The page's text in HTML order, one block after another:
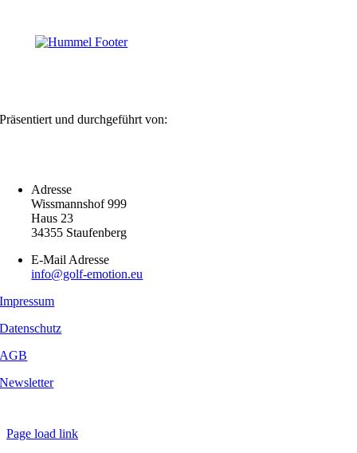
Präsentiert und durchgeführt von:
Adresse
Wissmannshof 999
Haus 23
34355 Staufenberg
E-Mail Adresse
info@golf-emotion.eu
Impressum
Datenschutz
AGB
Newsletter
Page load link